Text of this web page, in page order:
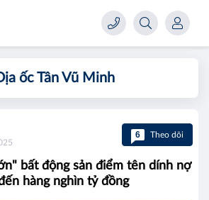
ốc Tân Vũ Minh
6 Theo dõi
bất động sản điểm tên dính nợ
hàng nghìn tỷ đồng